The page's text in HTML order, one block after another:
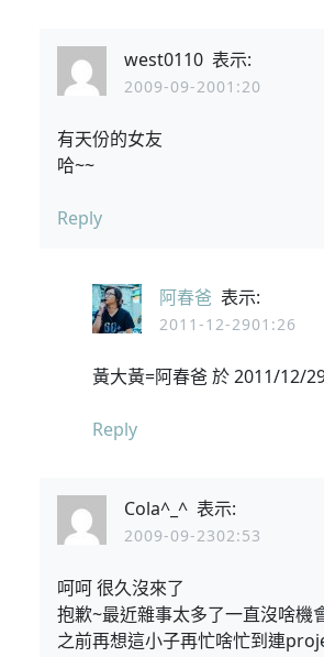
west0110 表示:
2009-09-2001:20
有天份的女友
哈~~
Reply
阿春爸 表示:
2011-12-2901:26
黃大黃=阿春爸 於 2011/12/
Reply
Cola^_^ 表示:
2009-09-2302:53
呵呵 很久沒來了
抱歉~最近雜事太多了一直沒啥機
之前再想這小子再忙啥忙到連